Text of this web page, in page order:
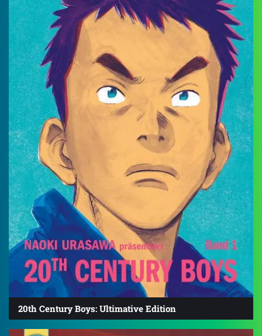
20th Century Boys: Ultimative Edition